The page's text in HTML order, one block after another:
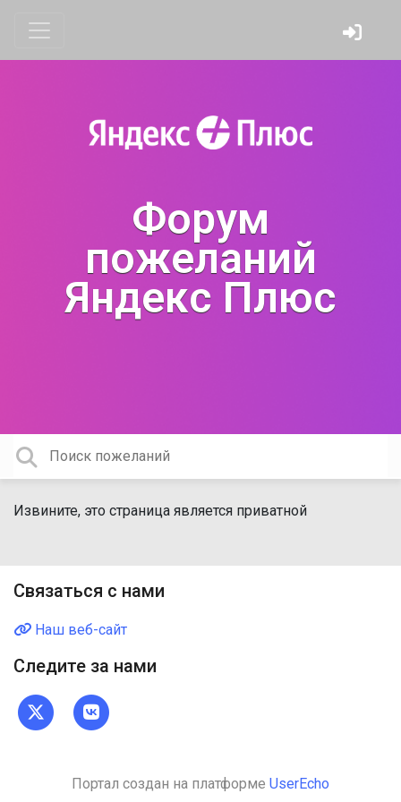
Форум
пожеланий
Яндекс Плюс
Извините, это страница является приватной
Связаться с нами
Наш веб-сайт
Следите за нами
Портал создан на платформе UserEcho